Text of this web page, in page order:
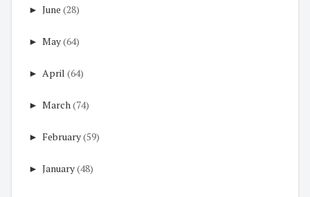
► June (28)
► May(64)
► April (64)
► March(74)
► February(59)
► January(48)